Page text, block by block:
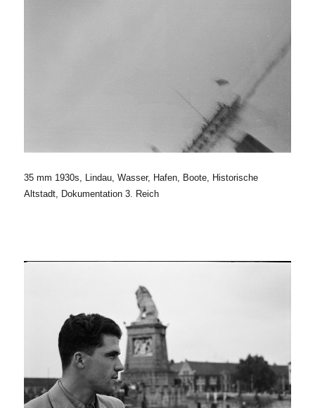
35 mm 1930s, Lindau, Wasser, Hafen, Boote, Historische
Altstadt, Dokumentation 3. Reich